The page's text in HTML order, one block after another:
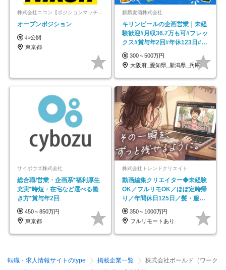
株式会社ニコン【ポジションマッチ登録】
オープンポジション
非公開
東京都
麒麟麦酒株式会社
キリンビールの企画営業｜未経
験歓迎#月収36.7万も可#フレッ
クス#賞与年2回#年休123日#完
全週休2日制
300～500万円
大阪府_愛知県_新潟県_兵庫県_福岡県
サイボウズ株式会社
総合職/営業・企画系*福利厚生
充実*時短・在宅など選べる働
き方*賞与年2回
450～850万円
東京都
株式会社トレンドクリエイト
動画編集クリエイター◆未経験
OK／フルリモOK／ほぼ定時帰
り／年間休日125日／髪・服・
ネイル自由／副業OK
350～1000万円
フルリモートあり
転職・求人情報サイトのtype 掲載企業一覧
株式会社ボールド（ワーク